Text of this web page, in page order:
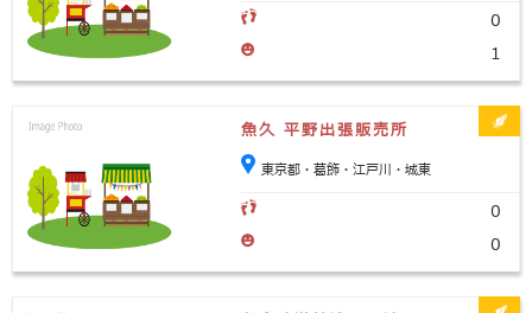
0
1
魚久 平野出張販売所
東京都・葛飾・江戸川・城東
0
0